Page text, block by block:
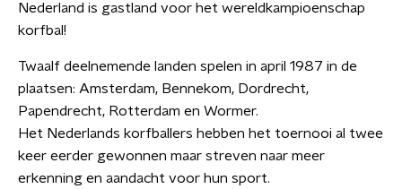
Nederland is gastland voor het wereldkampioenschap
korfbal!
Twaalf deelnemende landen spelen in april 1987 in de
plaatsen: Amsterdam, Bennekom, Dordrecht,
Papendrecht, Rotterdam en Wormer.
Het Nederlands korfballers hebben het toernooi al twee
keer eerder gewonnen maar streven naar meer
erkenning en aandacht voor hun sport.